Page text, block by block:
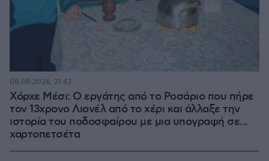
Χόρχε Μέσι: Ο εργάτης από το Ροσάριο που πήρε
τον 13χρονο Λιονέλ από το χέρι και άλλαξε την
ιστορία του ποδοσφαίρου με μια υπογραφή σε...
χαρτοπετσέτα
08.08.2026, 21:43